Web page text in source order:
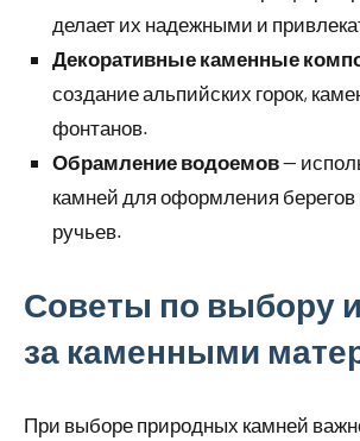
делает их надежными и
Декоративные каменные
создание альпийских горок,
фонтанов.
Обрамление водоемов—
камней для оформления берегов
ручьев.
Советы по выбору
за каменными
При выборе природных камней